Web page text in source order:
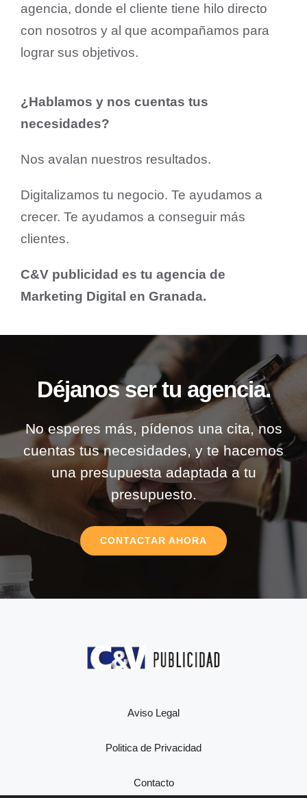
agencia, donde el cliente tiene hilo directo
con nosotros y al que acompañamos para
lograr sus objetivos.
¿Hablamos y nos cuentas tus
necesidades?
Nos avalan nuestros resultados.
Digitalizamos tu negocio. Te ayudamos a
crecer. Te ayudamos a conseguir más
clientes.
C&V publicidad es tu agencia de
Marketing Digital en Granada.
Déjanos ser tu agencia.
No esperes más, pídenos una cita, nos
cuentas tus necesidades, y te hacemos
una presupuesta adaptada a tu
presupuesto.
CONTACTAR AHORA
Aviso Legal
Politica de Privacidad
Contacto